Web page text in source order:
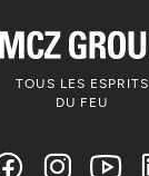
TOUS LES ESPRITS
DU FEU